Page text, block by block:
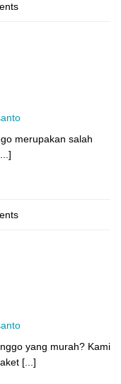
merupakan salah
yang murah? Kami
[...]